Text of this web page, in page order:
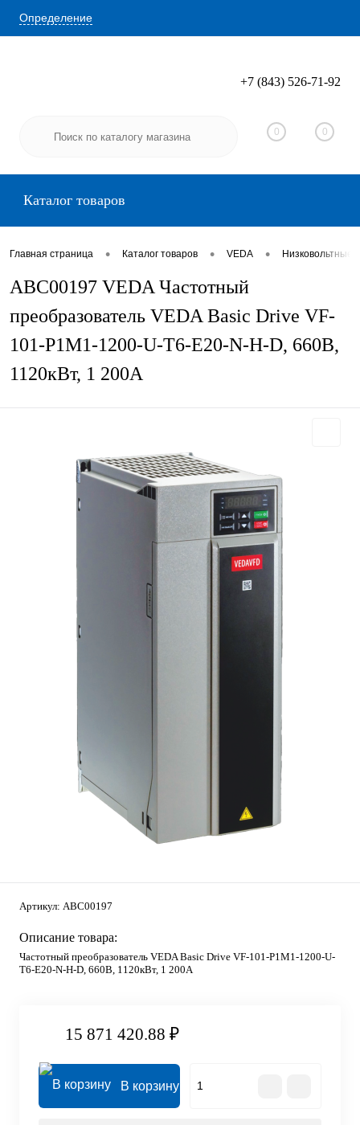
Определение
Вход Регистрация
+7 (843) 526-71-92
0 0
Каталог товаров
Главная страница • Каталог товаров • VEDA •
ABC00197 VEDA Частотный
преобразователь VEDA Basic Drive VF-
101-P1M1-1200-U-T6-E20-N-H-D, 660В,
1120кВт, 1 200А
Артикул: ABC00197
Описание товара:
Частотный преобразователь VEDA Basic Drive VF-101-P1M1-1200-U-
T6-E20-N-H-D, 660В, 1120кВт, 1 200А
15 871 420.88 ₽
В корзину